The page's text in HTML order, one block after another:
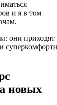
и я в том
они приходят
новых